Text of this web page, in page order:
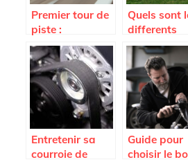
Premier tour de
piste :
apprendre à
piloter une
voiture
Quels sont
differents
camping-
sur le
Entretenir sa
courroie de
Guide pour
choisir le